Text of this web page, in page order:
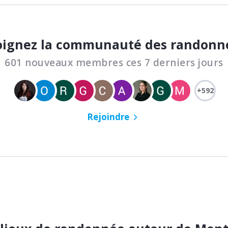
la communauté des
601 nouveaux membres ces 7 derniers jours
+592
Rejoindre